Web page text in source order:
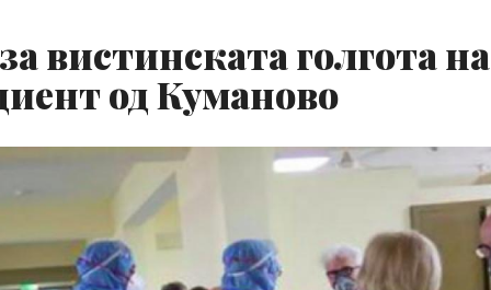
вистинската голгота на
од Куманово